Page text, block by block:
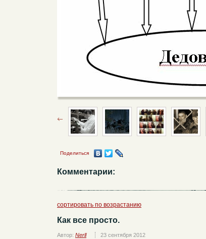
Поделиться
Комментарии:
сортировать по возрастанию
Как все просто.
Автор: Nerll 23 сентября 2012